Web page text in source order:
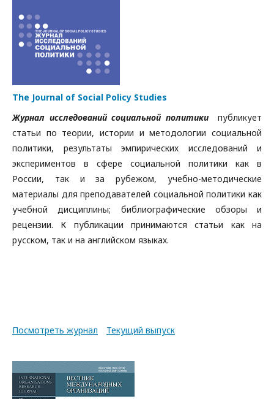
The Journal of Social Policy Studies
Журнал исследований социальной политикипубликует
статьи по теории, истории и методологии социальной
политики, результаты эмпирических исследований и
экспериментов в сфере социальной политики как в
России, так и за рубежом, учебно-методические
материалы для преподавателей социальной политики как
учебной дисциплины; библиографические обзоры и
рецензии. К публикации принимаются статьи как на
русском, так и на английском языках.
Посмотреть журнал Текущий выпуск